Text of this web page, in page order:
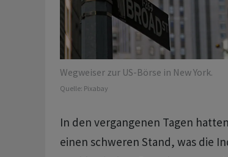
Wegweiser zur US-Börse in New York.
Quelle: Pixabay
In den vergangenen Tagen
einen schweren Stand, was die